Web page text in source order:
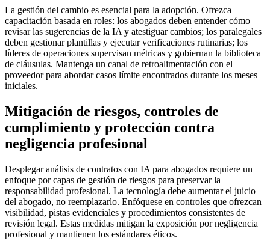
La gestión del cambio es esencial para la adopción. Ofrezca
capacitación basada en roles: los abogados deben entender cómo
revisar las sugerencias de la IA y atestiguar cambios; los paralegales
deben gestionar plantillas y ejecutar verificaciones rutinarias; los
líderes de operaciones supervisan métricas y gobiernan la biblioteca
de cláusulas. Mantenga un canal de retroalimentación con el
proveedor para abordar casos límite encontrados durante los meses
iniciales.
Mitigación de riesgos, controles de
cumplimiento y protección contra
negligencia profesional
Desplegar análisis de contratos con IA para abogados requiere un
enfoque por capas de gestión de riesgos para preservar la
responsabilidad profesional. La tecnología debe aumentar el juicio
del abogado, no reemplazarlo. Enfóquese en controles que ofrezcan
visibilidad, pistas evidenciales y procedimientos consistentes de
revisión legal. Estas medidas mitigan la exposición por negligencia
profesional y mantienen los estándares éticos.